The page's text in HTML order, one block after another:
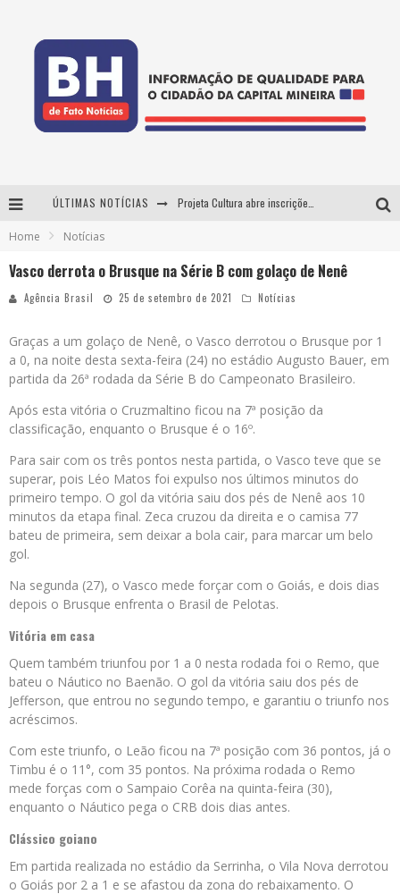
ÚLTIMAS NOTÍCIAS
Esplanada fica pequena e CÊ TÁ DOIDO FESTIVAL anuncia mudança para o gramado do Mineirão
Home Notícias
Vasco derrota o Brusque na Série B com golaço de Nenê
Agência Brasil 25 de setembro de 2021 Notícias
Graças a um golaço de Nenê, o Vasco derrotou o Brusque por 1
a 0, na noite desta sexta-feira (24) no estádio Augusto Bauer, em
partida da 26ª rodada da Série B do Campeonato Brasileiro.
Após esta vitória o Cruzmaltino ficou na 7ª posição da
classificação, enquanto o Brusque é o 16º.
Para sair com os três pontos nesta partida, o Vasco teve que se
superar, pois Léo Matos foi expulso nos últimos minutos do
primeiro tempo. O gol da vitória saiu dos pés de Nenê aos 10
minutos da etapa final. Zeca cruzou da direita e o camisa 77
bateu de primeira, sem deixar a bola cair, para marcar um belo
gol.
Na segunda (27), o Vasco mede forçar com o Goiás, e dois dias
depois o Brusque enfrenta o Brasil de Pelotas.
Vitória em casa
Quem também triunfou por 1 a 0 nesta rodada foi o Remo, que
bateu o Náutico no Baenão. O gol da vitória saiu dos pés de
Jefferson, que entrou no segundo tempo, e garantiu o triunfo nos
acréscimos.
Com este triunfo, o Leão ficou na 7ª posição com 36 pontos, já o
Timbu é o 11°, com 35 pontos. Na próxima rodada o Remo
mede forças com o Sampaio Corêa na quinta-feira (30),
enquanto o Náutico pega o CRB dois dias antes.
Clássico goiano
Em partida realizada no estádio da Serrinha, o Vila Nova derrotou
o Goiás por 2 a 1 e se afastou da zona do rebaixamento. O